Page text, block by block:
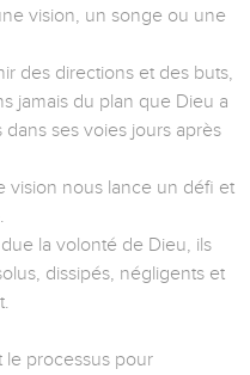
vision, un songe ou une
des directions et des buts,
jamais du plan que Dieu a
ses voies jours après
vision nous lance un défi et
la volonté de Dieu, ils
dissipés, négligents et
le processus pour